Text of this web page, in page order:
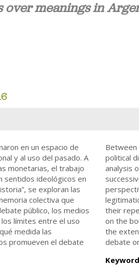
over meanings in
en un espacio de
y al uso del pasado. A
monetarias, el trabajo
sentidos ideológicos en
se exploran las
colectiva que
público, los medios
límites entre el uso
medida las
promueven el debate
Between
political
analysis
their
on the
the
debate